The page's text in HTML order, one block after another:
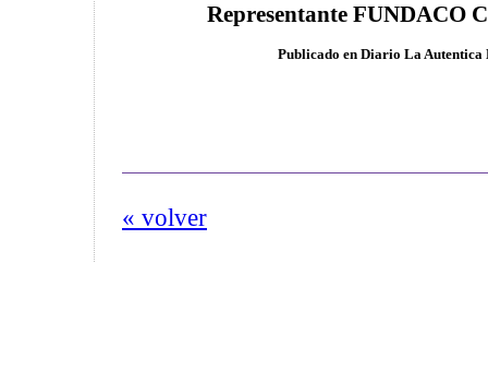
Representante FUNDACO
Publicado en Diario La Autentica
« volver